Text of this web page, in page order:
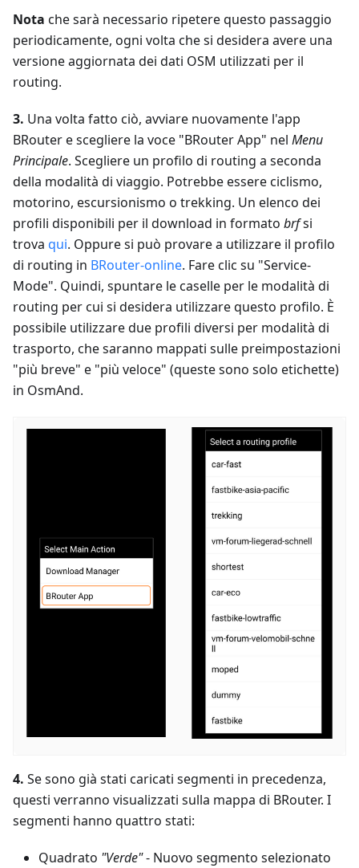
Nota che sarà necessario ripetere questo passaggio
periodicamente, ogni volta che si desidera avere una
versione aggiornata dei dati OSM utilizzati per il
routing.
3. Una volta fatto ciò, avviare nuovamente l'app
BRouter e scegliere la voce "BRouter App" nel Menu
Principale. Scegliere un profilo di routing a seconda
della modalità di viaggio. Potrebbe essere ciclismo,
motorino, escursionismo o trekking. Un elenco dei
profili disponibili per il download in formato brfsi
trova qui. Oppure si può provare a utilizzare il profilo
di routing in BRouter-online. Fare clic su "Service-
Mode". Quindi, spuntare le caselle per le modalità di
routing per cui si desidera utilizzare questo profilo. È
possibile utilizzare due profili diversi per modalità di
trasporto, che saranno mappati sulle preimpostazioni
"più breve" e "più veloce" (queste sono solo etichette)
in OsmAnd.
4. Se sono già stati caricati segmenti in precedenza,
questi verranno visualizzati sulla mappa di BRouter. I
segmenti hanno quattro stati:
Quadrato "Verde"- Nuovo segmento selezionato